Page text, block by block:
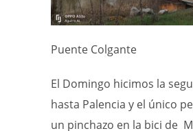
Puente Colgante
El Domingo hicimos la
hasta Palencia y el único
un pinchazo en la bici de